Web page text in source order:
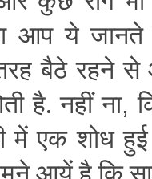
आप ये जानते
बैठे रहने
है. नहीं ना,
में एक शोध